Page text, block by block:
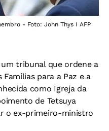
- Foto: John Thys I AFP
tribunal que ordene a
para a Paz e a
como Igreja da
de Tetsuya
o ex-primeiro-ministro